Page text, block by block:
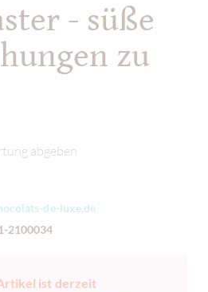
- süße
zu
abgeben
de-luxe.de
2100034
ist derzeit